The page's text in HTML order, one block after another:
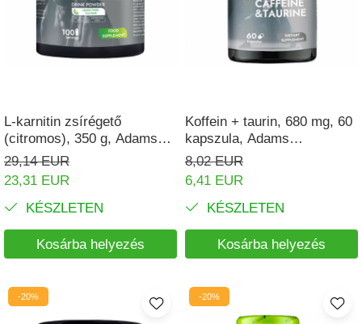
L-karnitin zsírégető
(citromos), 350 g, Adams
Supplements
29,14 EUR
23,31 EUR
KÉSZLETEN
Kosárba helyezés
Koffein + taurin, 680 mg, 60
kapszula, Adams
Supplements
8,02 EUR
6,41 EUR
KÉSZLETEN
Kosárba helyezés
-20% -20%